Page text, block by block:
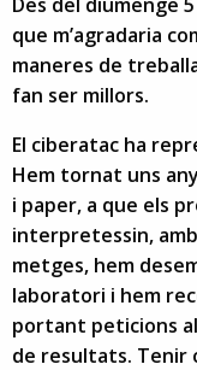
que m’agradaria
maneres de
fan ser millors.
El ciberatac ha
Hem tornat uns
i paper, a que els
interpretessin,
metges, hem
laboratori i hem
portant peticions
de resultats. Tenir